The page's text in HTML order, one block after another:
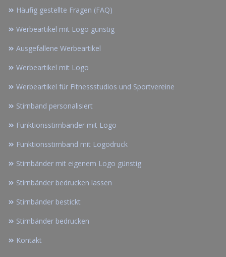
Häufig gestellte Fragen (FAQ)
Werbeartikel mit Logo günstig
Ausgefallene Werbeartikel
Werbeartikel mit Logo
Werbeartikel für Fitnessstudios und Sportvereine
Stirnband personalisiert
Funktionsstirnbänder mit Logo
Funktionsstirnband mit Logodruck
Stirnbänder mit eigenem Logo günstig
Stirnbänder bedrucken lassen
Stirnbänder bestickt
Stirnbänder bedrucken
Kontakt